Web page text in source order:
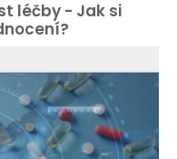
léčby - Jak si